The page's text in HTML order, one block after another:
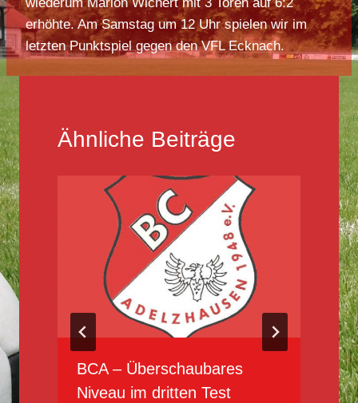
erhöhte. Am Samstag um 12 Uhr spielen wir im
letzten Punktspiel gegen den VFL Ecknach.
Ähnliche Beiträge
BCA – Überschaubares
Niveau im dritten Test